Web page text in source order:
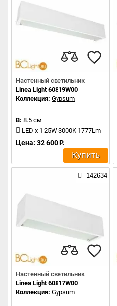
Настенный светильник
Linea Light 60819W00
Коллекция: Gypsum
В: 8.5 см
LED x 1 25W 3000K 1777Lm
Цена: 32 600 Р.
Купить
142634
Настенный светильник
Linea Light 60817W00
Коллекция: Gypsum